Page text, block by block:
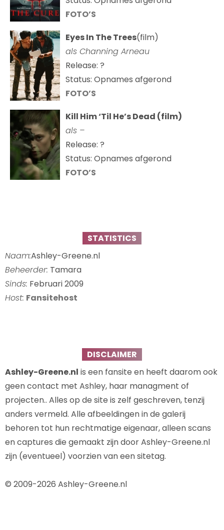
FOTO’S
Eyes In The Trees(film)
als Channing Arneau
Release: ?
Status: Opnames afgerond
FOTO’S
Kill Him ‘Til He’s Dead (film)
als –
Release: ?
Status: Opnames afgerond
FOTO’S
STATISTICS
Naam:Ashley-Greene.nl
Beheerder: Tamara
Sinds: Februari 2009
Host: Fansitehost
DISCLAIMER
Ashley-Greene.nl is een fansite en heeft daarom ook
geen contact met Ashley, haar managment of
projecten.. Alles op de site is zelf geschreven, tenzij
anders vermeld. Alle afbeeldingen in de galerij
behoren tot hun rechtmatige eigenaar, alleen scans
en captures die gemaakt zijn door Ashley-Greene.nl
zijn (eventueel) voorzien van een sitetag.
© 2009-2026 Ashley-Greene.nl